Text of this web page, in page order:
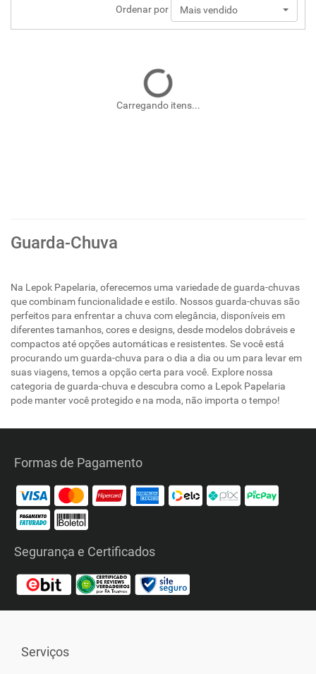
Ordenar por Mais vendido
Carregando itens...
Guarda-Chuva
Na Lepok Papelaria, oferecemos uma variedade de guarda-chuvas
que combinam funcionalidade e estilo. Nossos guarda-chuvas são
perfeitos para enfrentar a chuva com elegância, disponíveis em
diferentes tamanhos, cores e designs, desde modelos dobráveis e
compactos até opções automáticas e resistentes. Se você está
procurando um guarda-chuva para o dia a dia ou um para levar em
suas viagens, temos a opção certa para você. Explore nossa
categoria de guarda-chuva e descubra como a Lepok Papelaria
pode manter você protegido e na moda, não importa o tempo!
Formas de Pagamento
Segurança e Certificados
Serviços